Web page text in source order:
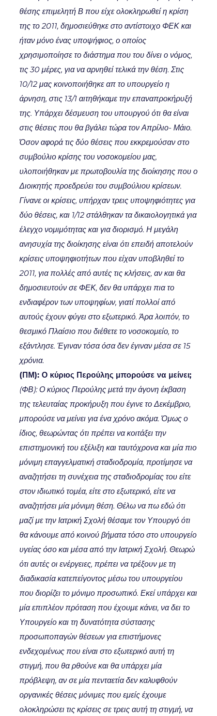
θέσης επιμελητή Β που είχε ολοκληρωθεί η κρίση
της το 2011, δημοσιεύθηκε στο αντίστοιχο ΦΕΚ και
ήταν μόνο ένας υποψήφιος, ο οποίος
χρησιμοποίησε το διάστημα που του δίνει ο νόμος,
τις 30 μέρες, για να αρνηθεί τελικά την θέση. Στις
10/12 μας κοινοποιήθηκε απ το υπουργείο η
άρνηση, στις 13/1 αιτηθήκαμε την επαναπροκήρυξή
της. Υπάρχει δέσμευση του υπουργού ότι θα είναι
στις θέσεις που θα βγάλει τώρα τον Απρίλιο- Μάιο.
Όσον αφορά τις δύο θέσεις που εκκρεμούσαν στο
συμβούλιο κρίσης του νοσοκομείου μας,
υλοποιήθηκαν με πρωτοβουλία της διοίκησης που ο
Διοικητής προεδρεύει του συμβούλιου κρίσεων.
Γίνανε οι κρίσεις, υπήρχαν τρεις υποψηφιότητες για
δύο θέσεις, και 1/12 στάλθηκαν τα δικαιολογητικά για
έλεγχο νομιμότητας και για διορισμό. Η μεγάλη
ανησυχία της διοίκησης είναι ότι επειδή αποτελούν
κρίσεις υποψηφιοτήτων που είχαν υποβληθεί το
2011, για πολλές από αυτές τις κλήσεις, αν και θα
δημοσιευτούν σε ΦΕΚ, δεν θα υπάρχει πια το
ενδιαφέρον των υποψηφίων, γιατί πολλοί από
αυτούς έχουν φύγει στο εξωτερικό. Άρα λοιπόν, το
θεσμικό Πλαίσιο που διέθετε το νοσοκομείο, το
εξάντλησε. Έγιναν τόσα όσα δεν έγιναν μέσα σε 15
χρόνια.
(ΠΜ): Ο κύριος Περούλης μπορούσε να μείνει;
(ΦΒ): Ο κύριος Περούλης μετά την άγονη έκβαση
της τελευταίας προκήρυξη που έγινε το Δεκέμβριο,
μπορούσε να μείνει για ένα χρόνο ακόμα. Όμως ο
ίδιος, θεωρώντας ότι πρέπει να κοιτάξει την
επιστημονική του εξέλιξη και ταυτόχρονα και μία πιο
μόνιμη επαγγελματική σταδιοδρομία, προτίμησε να
αναζητήσει τη συνέχεια της σταδιοδρομίας του είτε
στον ιδιωτικό τομέα, είτε στο εξωτερικό, είτε να
αναζητήσει μία μόνιμη θέση. Θέλω να πω εδώ ότι
μαζί με την Ιατρική Σχολή θέσαμε τον Υπουργό ότι
θα κάνουμε από κοινού βήματα τόσο στο υπουργείο
υγείας όσο και μέσα από την Ιατρική Σχολή. Θεωρώ
ότι αυτές οι ενέργειες, πρέπει να τρέξουν με τη
διαδικασία κατεπείγοντος μέσω του υπουργείου
που διορίζει το μόνιμο προσωπικό. Εκεί υπάρχει και
μία επιπλέον πρόταση που έχουμε κάνει, να δει το
Υπουργείο και τη δυνατότητα σύστασης
προσωποπαγών θέσεων για επιστήμονες
ενδεχομένως που είναι στο εξωτερικό αυτή τη
στιγμή, που θα ρθούνε και θα υπάρχει μία
πρόβλεψη, αν σε μία πενταετία δεν καλυφθούν
οργανικές θέσεις μόνιμες που εμείς έχουμε
ολοκληρώσει τις κρίσεις σε τρεις αυτή τη στιγμή, να